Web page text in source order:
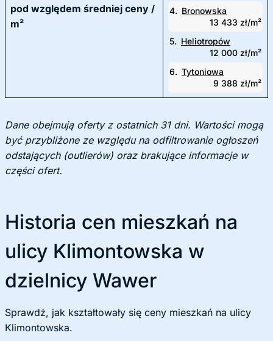
pod względem średniej ceny /
m²
4. Bronowska
13 433 zł/m²
5. Heliotropów
12 000 zł/m²
6. Tytoniowa
9 388 zł/m²
Dane obejmują oferty z ostatnich 31 dni. Wartości mogą
być przybliżone ze względu na odfiltrowanie ogłoszeń
odstających (outlierów) oraz brakujące informacje w
części ofert.
Historia cen mieszkań na
ulicy Klimontowska w
dzielnicy Wawer
Sprawdź, jak kształtowały się ceny mieszkań na ulicy
Klimontowska.